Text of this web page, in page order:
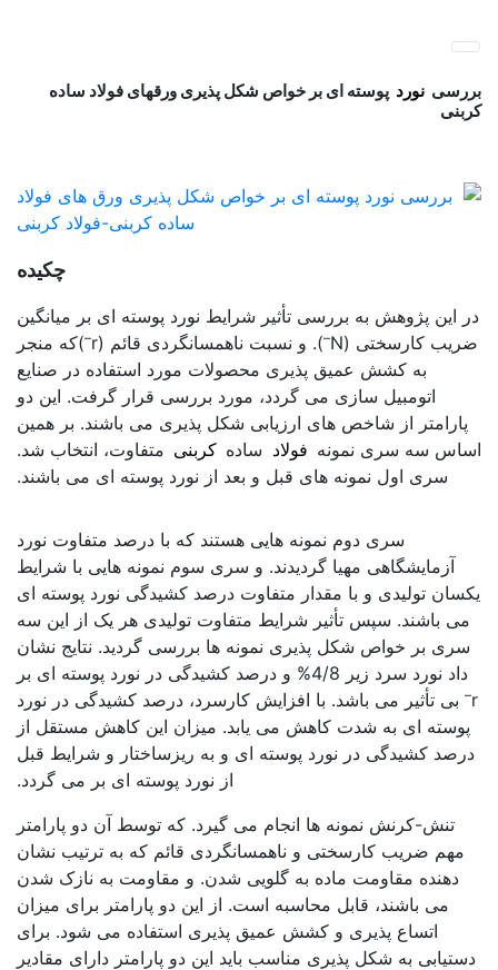
بررسی نورد پوسته ای بر خواص شکل پذیری ورقهای فولاد ساده
کربنی
چکیده
در این پژوهش به بررسی تأثیر شرایط نورد پوسته ای بر میانگین
ضریب کارسختی (N
–). و نسبت ناهمسانگردی قائم (r –)که منجر
به کشش عمیق پذیری محصولات مورد استفاده در صنایع
اتومبیل سازی می گردد، مورد بررسی قرار گرفت. این دو
پارامتر از شاخص های ارزیابی شکل پذیری می باشند. بر همین
اساس سه سری نمونه فولاد ساده کربنی متفاوت، انتخاب شد.
سری اول نمونه های قبل و بعد از نورد پوسته ای می باشند.
سری دوم نمونه هایی هستند که با درصد متفاوت نورد
آزمایشگاهی مهیا گردیدند. و سری سوم نمونه هایی با شرایط
یکسان تولیدی و با مقدار متفاوت درصد کشیدگی نورد پوسته ای
می باشند. سپس تأثیر شرایط متفاوت تولیدی هر یک از این سه
سری بر خواص شکل پذیری نمونه ها بررسی گردید. نتایج نشان
داد نورد سرد زیر 4/8% و درصد کشیدگی در نورد پوسته ای بر
r
– بی تأثیر می باشد. با افزایش کارسرد، درصد کشیدگی در نورد
پوسته ای به شدت کاهش می یابد. میزان این کاهش مستقل از
درصد کشیدگی در نورد پوسته ای و به ریزساختار و شرایط قبل
از نورد پوسته ای بر می گردد.
تنش-کرنش نمونه ها انجام می گیرد. که توسط آن دو پارامتر
مهم ضریب کارسختی و ناهمسانگردی قائم که به ترتیب نشان
دهنده مقاومت ماده به گلویی شدن. و مقاومت به نازک شدن
می باشند، قابل محاسبه است. از این دو پارامتر برای میزان
اتساع پذیری و کشش عمیق پذیری استفاده می شود. برای
دستیابی به شکل پذیری مناسب باید این دو پارامتر دارای مقادیر